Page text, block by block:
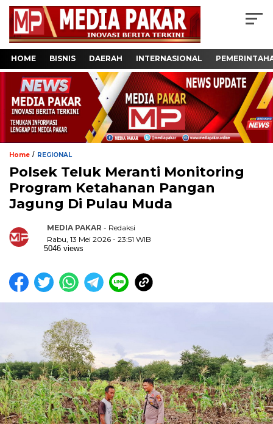
HOME BISNIS DAERAH INTERNASIONAL
Home / REGIONAL
Polsek Teluk Meranti Monitoring
Program Ketahanan Pangan
Jagung Di Pulau Muda
MEDIA PAKAR - Redaksi
Rabu, 13 Mei 2026 - 23:51 WIB
5046 views